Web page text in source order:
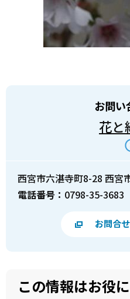
お問い
花と
西宮市六湛寺町8-28 西宮
電話番号： 0798-35-3683
お問合
この情報はお役